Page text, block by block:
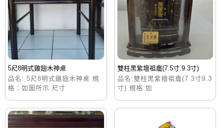
5尺8明式雞翅木神桌
品名: 5尺8明式雞翅木神桌 規
格：如圖所示 尺寸
雙柱黑紫壇祖龕(7.5寸.9.3寸)
品名:雙柱黑紫檀祖龕(7.3寸9.3
寸) 規格:如